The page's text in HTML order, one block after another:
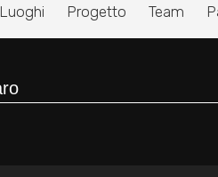
Luoghi Progetto Team